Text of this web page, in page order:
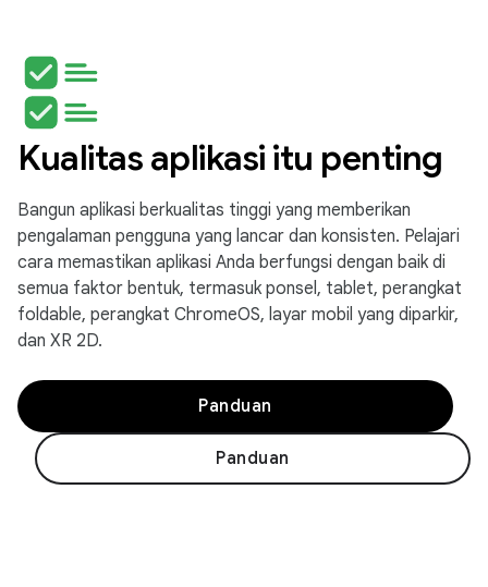
Kualitas aplikasi itu penting
Bangun aplikasi berkualitas tinggi yang memberikan
pengalaman pengguna yang lancar dan konsisten. Pelajari
cara memastikan aplikasi Anda berfungsi dengan baik di
semua faktor bentuk, termasuk ponsel, tablet, perangkat
foldable, perangkat ChromeOS, layar mobil yang diparkir,
dan XR 2D.
Panduan
Panduan